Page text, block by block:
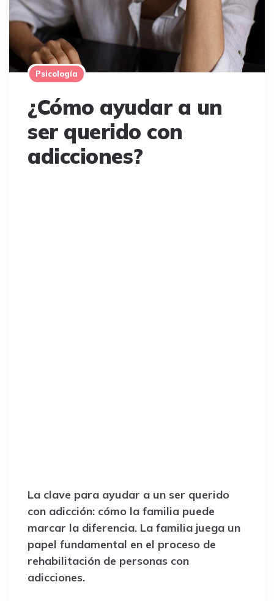
Psicología
¿Cómo ayudar a un
ser querido con
adicciones?
La clave para ayudar a un ser querido
con adicción: cómo la familia puede
marcar la diferencia. La familia juega un
papel fundamental en el proceso de
rehabilitación de personas con
adicciones.